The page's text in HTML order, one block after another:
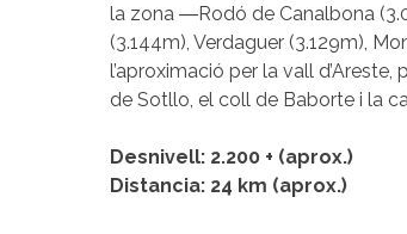
la zona ―Rodó de Canalbona
(3.144m), Verdaguer (3.129m),
l’aproximació per la vall
de Sotllo, el coll de Baborte i la
Desnivell: 2.200 + (aprox.)
Distancia: 24 km (aprox.)